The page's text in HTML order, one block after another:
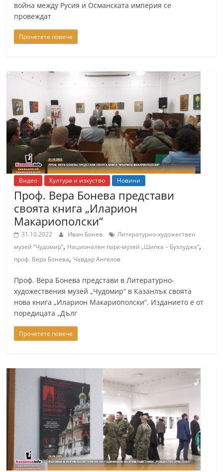
война между Русия и Османската империя се
провеждат
Прочетете повече
Видео Култура и изкуство Новини
Проф. Вера Бонева представи
своята книга „Иларион
Макариополски“
31.10.2022 Иван Бонев
Литературно-художествен
музей “Чудомир”, Национален парк-музей „Шипка – Бузлуджа“,
проф. Вера Бонева, Чавдар Ангелов
Проф. Вера Бонева представи в Литературно-
художествения музей „Чудомир“ в Казанлък своята
нова книга „Иларион Макариополски“. Изданието е от
поредицата „Дълг
Прочетете повече